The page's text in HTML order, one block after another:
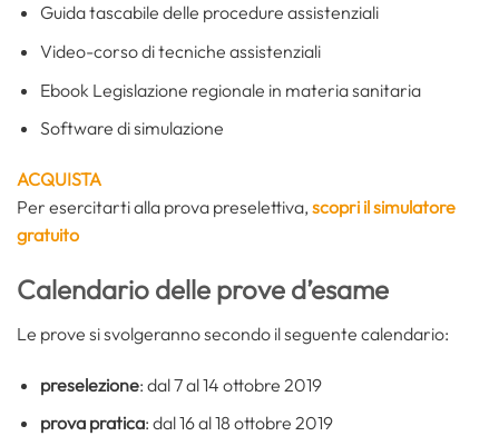
Guida tascabile delle procedure assistenziali
Video-corso di tecniche assistenziali
Ebook Legislazione regionale in materia sanitaria
Software di simulazione
ACQUISTA
Per esercitarti alla prova preselettiva,scopri il simulatore
gratuito
Calendario delle prove d’esame
Le prove si svolgeranno secondo il seguente calendario:
preselezione: dal 7 al 14 ottobre 2019
prova pratica: dal 16 al 18 ottobre 2019